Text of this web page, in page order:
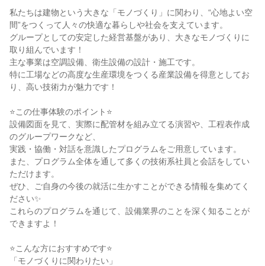
私たちは建物という大きな「モノづくり」に関わり、“心地よい空
間”をつくって人々の快適な暮らしや社会を支えています。
グループとしての安定した経営基盤があり、大きなモノづくりに
取り組んでいます！
主な事業は空調設備、衛生設備の設計・施工です。
特に工場などの高度な生産環境をつくる産業設備を得意としてお
り、高い技術力が魅力です！
⭐この仕事体験のポイント⭐
設備図面を見て、実際に配管材を組み立てる演習や、工程表作成
のグループワークなど、
実践・協働・対話を意識したプログラムをご用意しています。
また、プログラム全体を通して多くの技術系社員と会話をしてい
ただけます。
ぜひ、ご自身の今後の就活に生かすことができる情報を集めてく
ださい✨
これらのプログラムを通じて、設備業界のことを深く知ることが
できますよ！
⭐こんな方におすすめです⭐
「モノづくりに関わりたい」